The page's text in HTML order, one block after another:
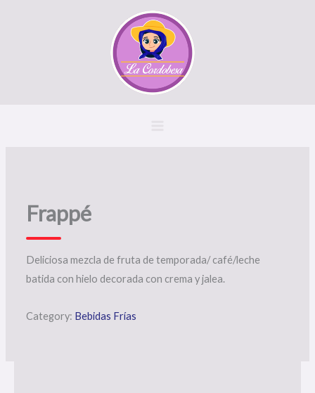
Frappé
Deliciosa mezcla de fruta de temporada/ café/leche
batida con hielo decorada con crema y jalea.
Category: Bebidas Frías